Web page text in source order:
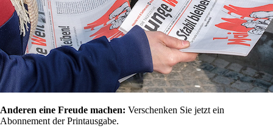
Anderen eine Freude machen: Verschenken Sie jetzt ein
Abonnement der Printausgabe.